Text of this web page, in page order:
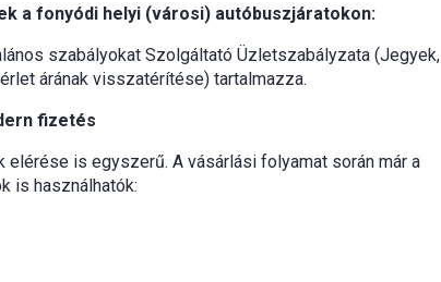
a fonyódi helyi (városi) autóbuszjáratokon:
szabályokat Szolgáltató Üzletszabályzata (Jegyek,
árának visszatérítése) tartalmazza.
fizetés
elérése is egyszerű. A vásárlási folyamat során már a
is használhatók: